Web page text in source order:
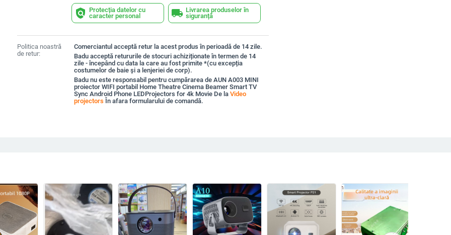
policy Protecția datelor cu
caracter personal
local_shipping Livrarea produselor în
siguranță
Politica noastră
de retur:
Comerciantul acceptă retur la acest produs în perioadă de 14 zile.
Badu acceptă retururile de stocuri achiziționate în termen de 14
zile - începând cu data la care au fost primite *(cu excepția
costumelor de baie și a lenjeriei de corp).
Badu nu este responsabil pentru cumpărarea de AUN A003 MINI
proiector WIFI portabil Home Theatre Cinema Beamer Smart TV
Sync Android Phone LEDProjectors for 4k Movie De la Video
projectors În afara formularului de comandă.